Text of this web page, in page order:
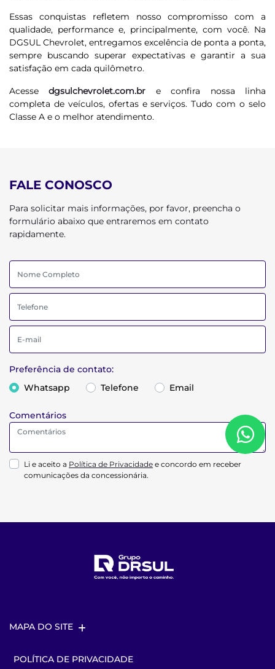
Essas conquistas refletem nosso compromisso com a
qualidade, performance e, principalmente, com você. Na
DGSUL Chevrolet, entregamos excelência de ponta a ponta,
sempre buscando superar expectativas e garantir a sua
satisfação em cada quilômetro.
Acessedgsulchevrolet.com.br e confira nossa linha
completa de veículos, ofertas e serviços. Tudo com o selo
Classe A e o melhor atendimento.
FALE CONOSCO
Para solicitar mais informações, por favor, preencha o
formulário abaixo que entraremos em contato
rapidamente.
Preferência de contato:
Whatsapp
Telefone Email
Comentários
Li e aceito a Política de Privacidade e concordo em receber
comunicações da concessionária.
MAPA DO SITE
POLÍTICA DE PRIVACIDADE